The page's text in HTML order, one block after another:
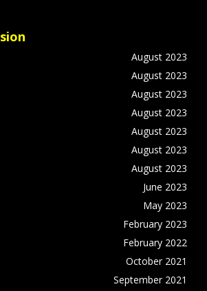
August 2023
August 2023
August 2023
August 2023
August 2023
August 2023
August 2023
June 2023
May 2023
February 2023
February 2022
October 2021
September 2021